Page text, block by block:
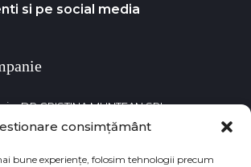
consimțământ
bune experiențe, folosim tehnologii precum
si pe social media
DR CRISTINA MUNTEAN SRL
fiscala: RO38180529
J35/3650/05.09.2017